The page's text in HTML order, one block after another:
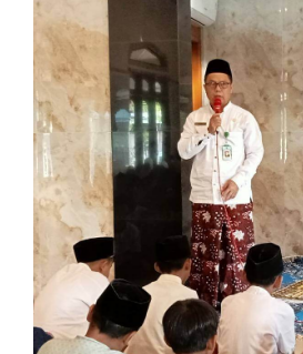
Sholat
Imtak dan Iptek